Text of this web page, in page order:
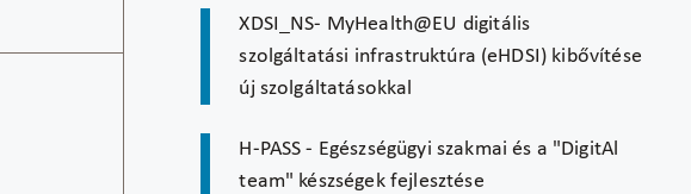
XDSI_NS- MyHealth@EU digitális
szolgáltatási infrastruktúra (eHDSI) kibővítése
új szolgáltatásokkal
H-PASS - Egészségügyi szakmai és a "DigitAl
team" készségek fejlesztése